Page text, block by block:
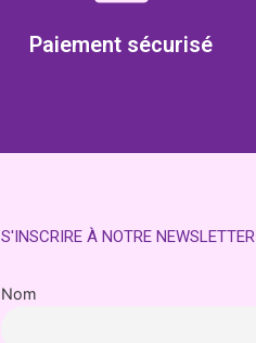
Paiement sécurisé
S'INSCRIRE À NOTRE NEWSLETTER
Nom